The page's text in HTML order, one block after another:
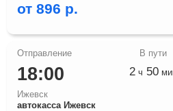
от 896 р.
18:00
Ижевск
автокасса Ижевск
2 ч 50